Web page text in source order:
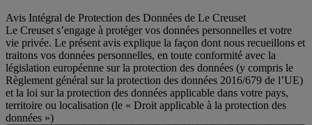
Avis Intégral de Protection des Données de Le Creuset
Le Creuset s’engage à protéger vos données personnelles et votre
vie privée. Le présent avis explique la façon dont nous recueillons et
traitons vos données personnelles, en toute conformité avec la
législation européenne sur la protection des données (y compris le
Règlement général sur la protection des données 2016/679 de l’UE)
et la loi sur la protection des données applicable dans votre pays,
territoire ou localisation (le « Droit applicable à la protection des
données »)